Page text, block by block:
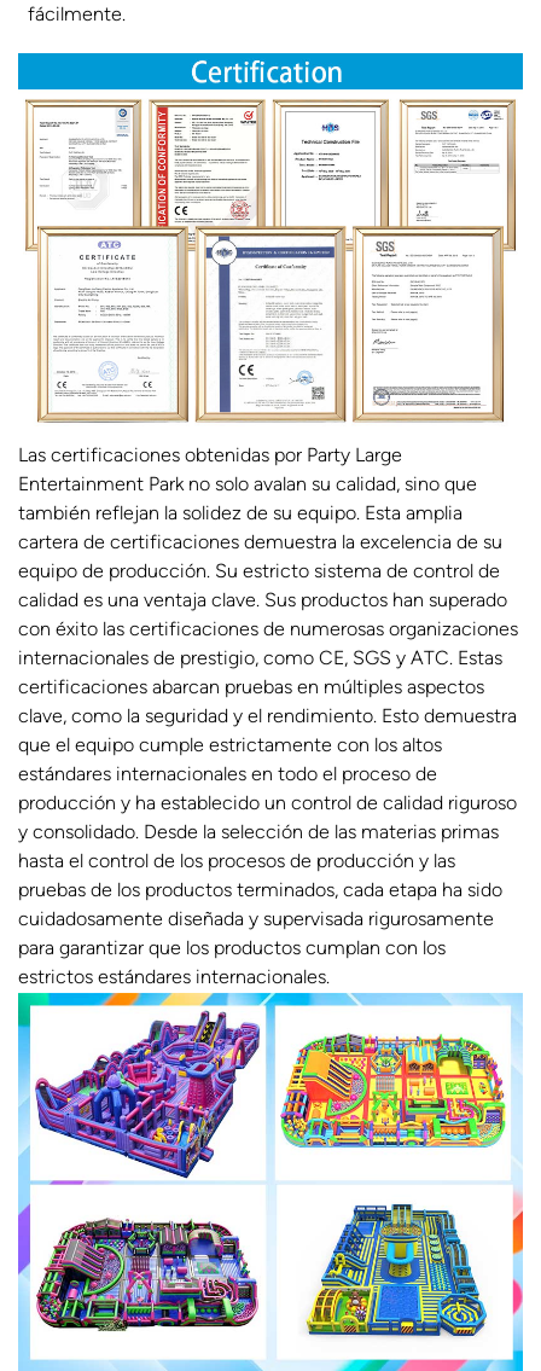
fácilmente.
Las certificaciones obtenidas por Party Large
Entertainment Park no solo avalan su calidad, sino que
también reflejan la solidez de su equipo. Esta amplia
cartera de certificaciones demuestra la excelencia de su
equipo de producción. Su estricto sistema de control de
calidad es una ventaja clave. Sus productos han superado
con éxito las certificaciones de numerosas organizaciones
internacionales de prestigio, como CE, SGS y ATC. Estas
certificaciones abarcan pruebas en múltiples aspectos
clave, como la seguridad y el rendimiento. Esto demuestra
que el equipo cumple estrictamente con los altos
estándares internacionales en todo el proceso de
producción y ha establecido un control de calidad riguroso
y consolidado. Desde la selección de las materias primas
hasta el control de los procesos de producción y las
pruebas de los productos terminados, cada etapa ha sido
cuidadosamente diseñada y supervisada rigurosamente
para garantizar que los productos cumplan con los
estrictos estándares internacionales.